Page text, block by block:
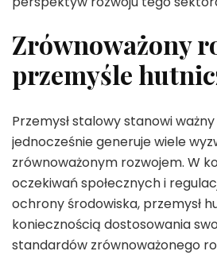
Zrównoważony
przemyśle
Przemysł stalowy stanowi
jednocześnie generuje wiele
zrównoważonym rozwojem. W
oczekiwań społecznych i
ochrony środowiska, przemysł
koniecznością dostosowania
standardów zrównoważonego